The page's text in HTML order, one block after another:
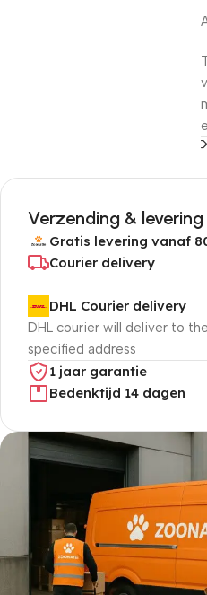
Verzending & levering
Gratis levering vanaf
Courier delivery
DHL Courier delivery
DHL courier will deliver to the
specified address
1 jaar garantie
Bedenktijd 14 dagen